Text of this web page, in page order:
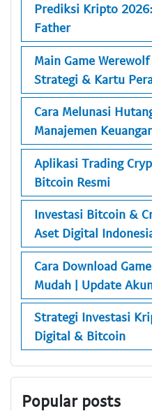
Prediksi Kripto
Father
Main Game
Strategi & Kartu
Cara Melunasi
Manajemen
Aplikasi Trading
Bitcoin Resmi
Investasi Bitcoin &
Aset Digital
Cara Download
Mudah | Update
Strategi Investasi
Digital & Bitcoin
Popular posts